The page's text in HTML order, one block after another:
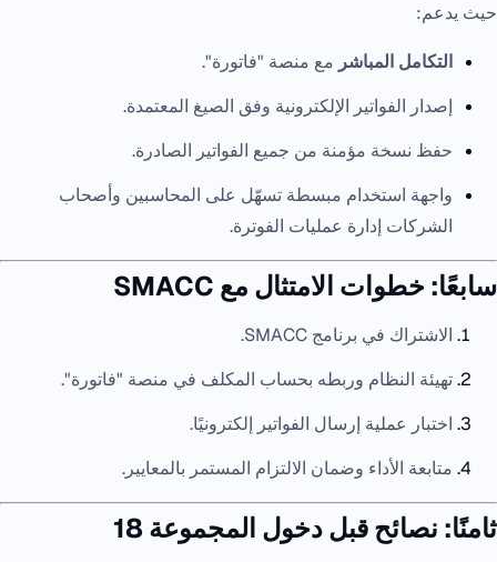
حيث يدعم:
التكامل المباشر مع منصة "فاتورة".
إصدار الفواتير الإلكترونية وفق الصيغ المعتمدة.
حفظ نسخة مؤمنة من جميع الفواتير الصادرة.
واجهة استخدام مبسطة تسهّل على المحاسبين وأصحاب
الشركات إدارة عمليات الفوترة.
سابعًا: خطوات الامتثال مع SMACC
الاشتراك في برنامج SMACC.
تهيئة النظام وربطه بحساب المكلف في منصة "فاتورة".
اختبار عملية إرسال الفواتير إلكترونيًا.
متابعة الأداء وضمان الالتزام المستمر بالمعايير.
ثامنًا: نصائح قبل دخول المجموعة 18